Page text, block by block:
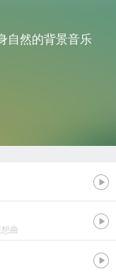
自然的背景音乐
曲